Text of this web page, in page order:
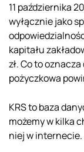
11 października
wyłącznie jako
kapitału
zł. Co to
pożyczkowa
KRS to baza
możemy w kilka
niej w internecie.